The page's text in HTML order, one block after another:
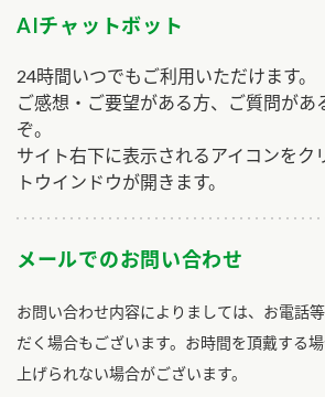
AIチャットボット
24時間いつでもご利用いただけます。
ご感想・ご要望がある方、ご質問があ
ぞ。
サイト右下に表示されるアイコンをク
トウインドウが開きます。
メールでのお問い合わせ
お問い合わせ内容によりましては、お電話
だく場合もございます。お時間を頂戴する
上げられない場合がございます。